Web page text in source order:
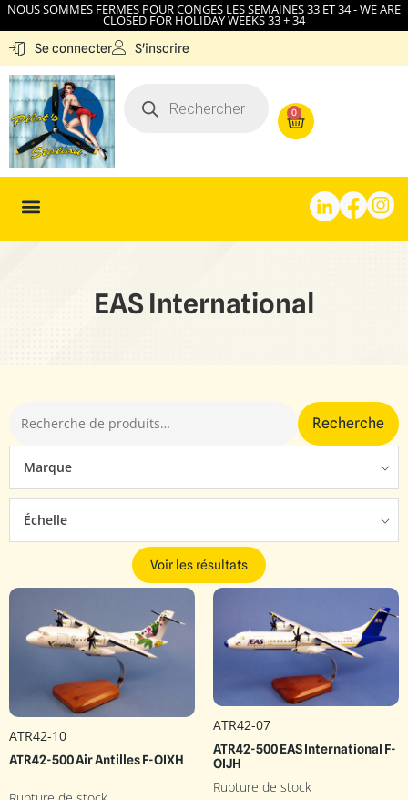
NOUS SOMMES FERMES POUR CONGES LES SEMAINES 33 ET 34 - WE ARE
CLOSED FOR HOLIDAY WEEKS 33 + 34
Se connecter S'inscrire
0
EAS International
Recherche
Marque
Échelle
Voir les résultats
ATR42-10
ATR42-500 Air Antilles F-OIXH
ATR42-07
ATR42-500 EAS International F-
OIJH
Rupture de stock